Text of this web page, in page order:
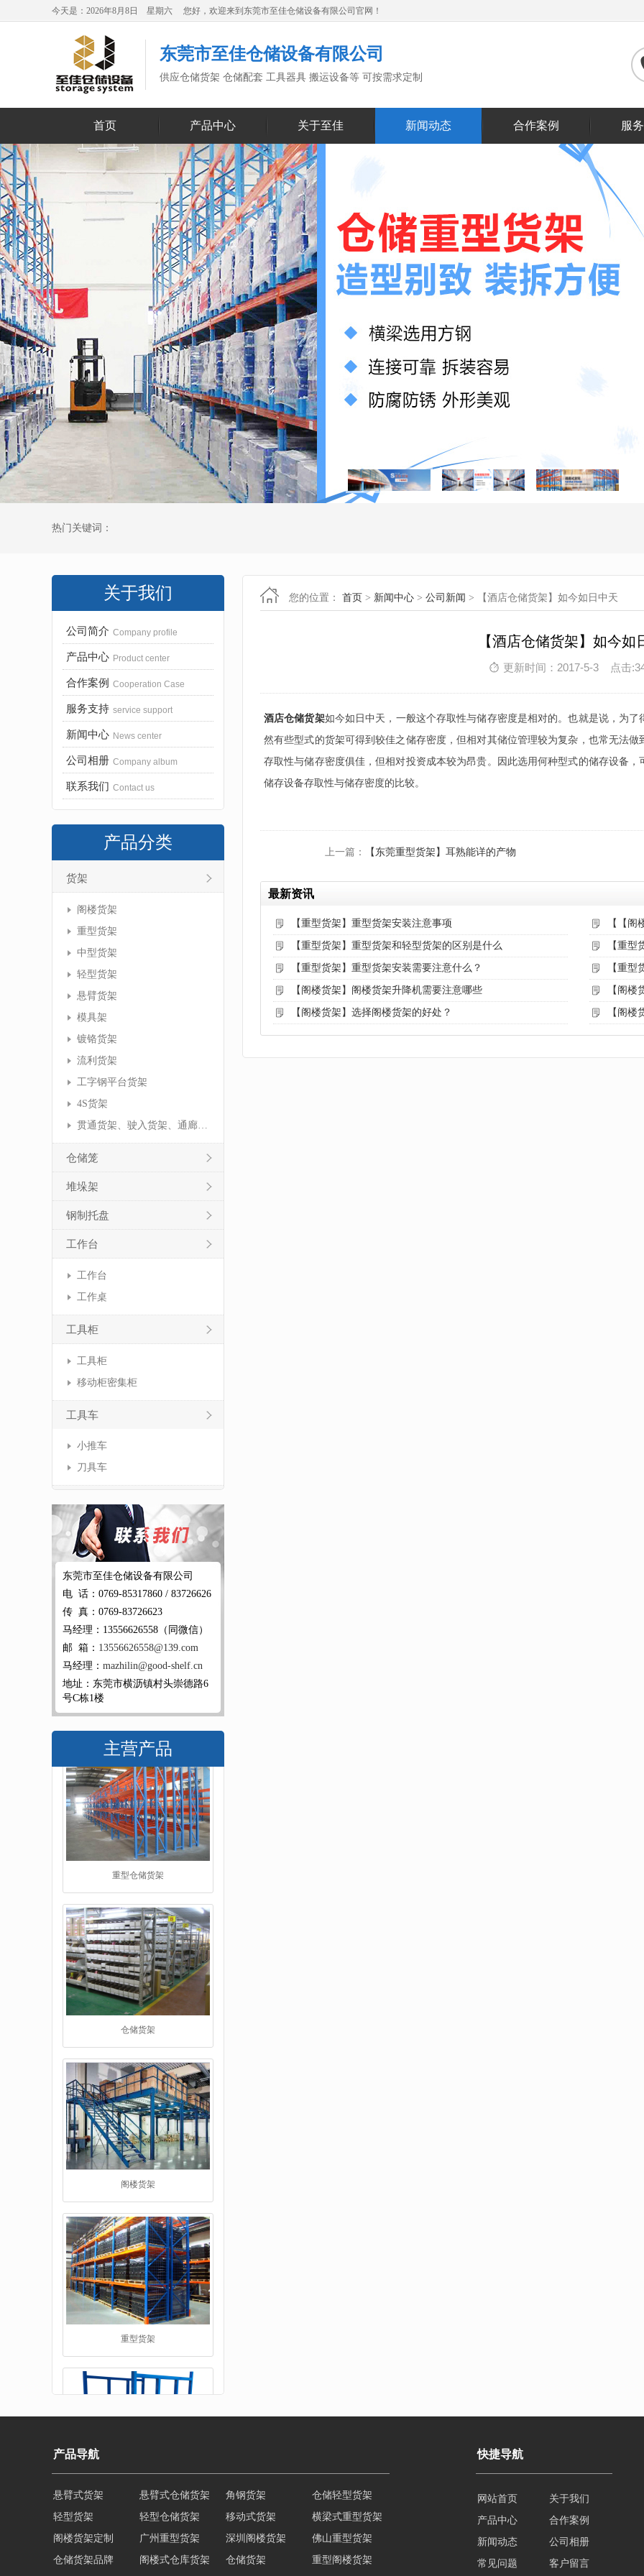
今天是：2026年8月8日 星期六 您好，欢迎来到东莞市至佳仓储设备有限公司官网！
东莞市至佳仓储设备有限公司
供应仓储货架 仓储配套 工具器具 搬运设备等 可按需求定制
首页 产品中心 关于至佳 新闻动态 合作案例 服
热门关键词：
关于我们
公司简介 Company profile
产品中心 Product center
合作案例 Cooperation Case
服务支持 service support
新闻中心 News center
公司相册 Company album
联系我们 Contact us
产品分类
货架
阁楼货架
重型货架
中型货架
轻型货架
悬臂货架
模具架
镀铬货架
流利货架
工字钢平台货架
4S货架
贯通货架、驶入货架、通廊货架
仓储笼
堆垛架
钢制托盘
工作台
工作台
工作桌
工具柜
工具柜
移动柜密集柜
工具车
小推车
刀具车
东莞市至佳仓储设备有限公司
电 话：0769-85317860 / 83726626
传 真：0769-83726623
马经理：13556626558（同微信）
邮 箱： 13556626558@139.com
马经理： mazhilin@good-shelf.cn
地址：东莞市横沥镇村头崇德路6
号C栋1楼
主营产品
仓储货架
阁楼货架
重型货架
堆垛架
工字钢平台
您的位置： 首页 > 新闻中心 > 公司新闻 > 【酒店仓储货架】如今如日中天
【酒店仓储货架】如今如
更新时间：2017-5-3 点击
酒店仓储货架如今如日中天，一般这个存取性与储存密度是相对的。也就是说，为
然有些型式的货架可得到较佳之储存密度，但相对其储位管理较为复杂，也常无法
存取性与储存密度俱佳，但相对投资成本较为昂贵。因此选用何种型式的储存设备
储存设备存取性与储存密度的比较。
上一篇： 【东莞重型货架】耳熟能详的产物
最新资讯
【重型货架】重型货架安装注意事项 【【阁
【重型货架】重型货架和轻型货架的区别是什么 【重型
【重型货架】重型货架安装需要注意什么？ 【重型
【阁楼货架】阁楼货架升降机需要注意哪些 【阁
【阁楼货架】选择阁楼货架的好处？ 【阁楼
产品导航
轻型货架 轻型仓储货架 移动式货架
横梁式重型货架
阁楼货架定制
广州重型货架 深圳阁楼货架
佛山重型货架
仓储货架品牌
阁楼式仓库货架 仓储货架
重型阁楼货架
东莞重型货架
阁楼平台货架 货架重型货架 广州阁楼货架
快捷导航
网站首页
关于我们
产品中心
合作案例
新闻动态
公司相册
常见问题
客户留言